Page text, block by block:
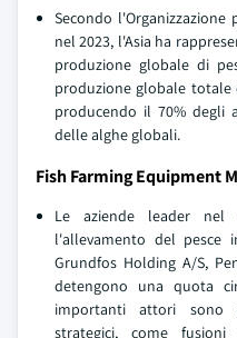
Secondo
nel 2023, l'Asia ha
produzione globale di
produzione globale
producendo il 70% degli
delle alghe globali.
Fish Farming Equipment
Le aziende leader nel
l'allevamento del pesce
Grundfos Holding A/S,
detengono una quota
importanti attori sono
strategici, come